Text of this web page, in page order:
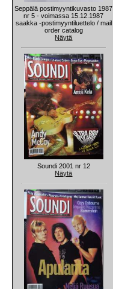
Seppälä postimyyntikuvasto 1987
nr 5 - voimassa 15.12.1987
saakka -postimyyntiluettelo / mail
order catalog
Näytä
Soundi 2001 nr 12
Näytä